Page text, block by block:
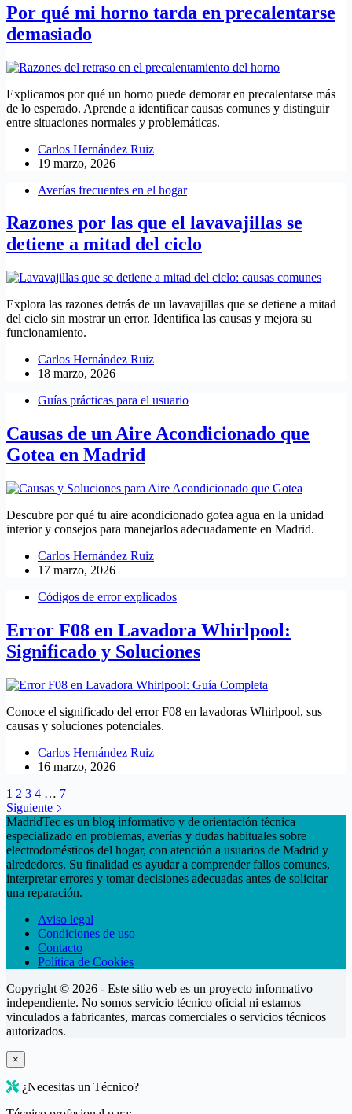
Por qué mi horno tarda en precalentarse
demasiado
Explicamos por qué un horno puede demorar en precalentarse más
de lo esperado. Aprende a identificar causas comunes y distinguir
entre situaciones normales y problemáticas.
Carlos Hernández Ruiz
19 marzo, 2026
Averías frecuentes en el hogar
Razones por las que el lavavajillas se
detiene a mitad del ciclo
Explora las razones detrás de un lavavajillas que se detiene a mitad
del ciclo sin mostrar un error. Identifica las causas y mejora su
funcionamiento.
Carlos Hernández Ruiz
18 marzo, 2026
Guías prácticas para el usuario
Causas de un Aire Acondicionado que
Gotea en Madrid
Descubre por qué tu aire acondicionado gotea agua en la unidad
interior y consejos para manejarlos adecuadamente en Madrid.
Carlos Hernández Ruiz
17 marzo, 2026
Códigos de error explicados
Error F08 en Lavadora Whirlpool:
Significado y Soluciones
Conoce el significado del error F08 en lavadoras Whirlpool, sus
causas y soluciones potenciales.
Carlos Hernández Ruiz
16 marzo, 2026
1 2 3 4 … 7
Siguiente
MadridTec es un blog informativo y de orientación técnica
especializado en problemas, averías y dudas habituales sobre
electrodomésticos del hogar, con atención a usuarios de Madrid y
alrededores. Su finalidad es ayudar a comprender fallos comunes,
interpretar errores y tomar decisiones adecuadas antes de solicitar
una reparación.
Aviso legal
Condiciones de uso
Contacto
Política de Cookies
Copyright © 2026 - Este sitio web es un proyecto informativo
independiente. No somos servicio técnico oficial ni estamos
vinculados a fabricantes, marcas comerciales o servicios técnicos
autorizados.
×
¿Necesitas un Técnico?